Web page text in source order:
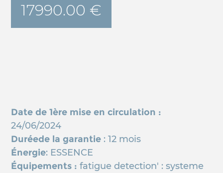
17990.00 €
Date de 1ère mise en circulation :
24/06/2024
Duréede la garantie : 12 mois
Énergie: ESSENCE
Équipements :fatigue detection' : systeme